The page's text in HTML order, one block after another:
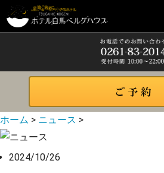
ホーム > ニュース >
2024/10/26